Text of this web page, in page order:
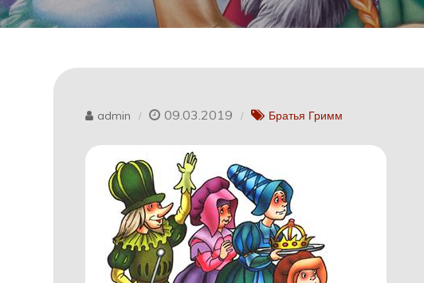
admin 09.03.2019 Братья Гримм